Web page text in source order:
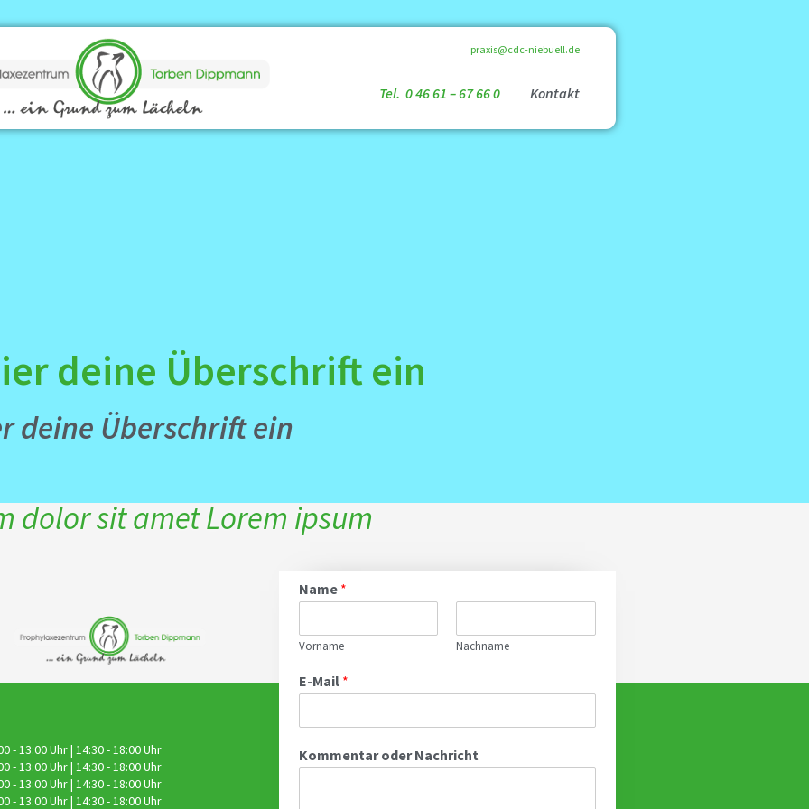
praxis@cdc-niebuell.de
Tel. 0 46 61 – 67 66 0 Kontakt
deine Überschrift ein
deine Überschrift ein
dolor sit amet Lorem ipsum
- 13:00 Uhr | 14:30 - 18:00 Uhr
- 13:00 Uhr | 14:30 - 18:00 Uhr
- 13:00 Uhr | 14:30 - 18:00 Uhr
- 13:00 Uhr | 14:30 - 18:00 Uhr
Name *
Vorname Nachname
E-Mail *
Kommentar oder Nachricht